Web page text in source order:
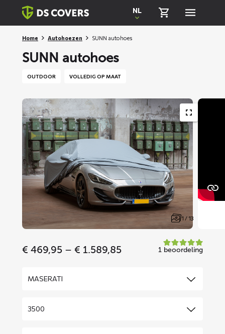
Skiplinks
NL
Home Autohoezen SUNN autohoes
SUNN autohoes
OUTDOOR VOLLEDIG OP MAAT
1 / 13
€ 469,95 – € 1.589,85Price
1 beoordeling